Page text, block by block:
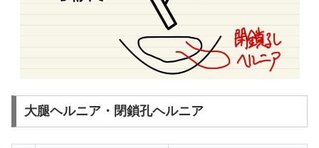
大腿ヘルニア・閉鎖孔ヘルニア